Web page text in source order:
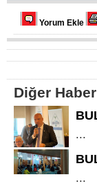
Yorum Ekle
Diğer
...
...